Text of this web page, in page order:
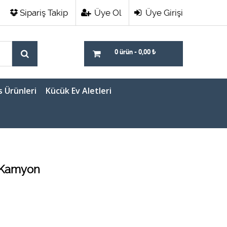
Üye Girişi
Üye Ol
Sipariş Takip
0 ürün - 0,00 ₺
Ürünleri Kücük Ev Aletleri